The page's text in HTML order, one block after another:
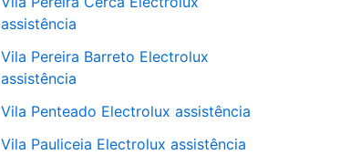
assistência
Vila Pereira Barreto Electrolux
assistência
Vila Penteado Electrolux assistência
Vila Pauliceia Electrolux assistência